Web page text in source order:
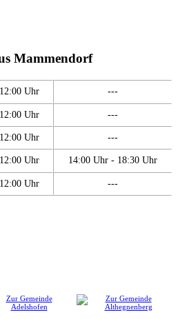
Mammendorf
Uhr ---
Uhr ---
Uhr ---
Uhr 14:00 Uhr - 18:30 Uhr
Uhr ---